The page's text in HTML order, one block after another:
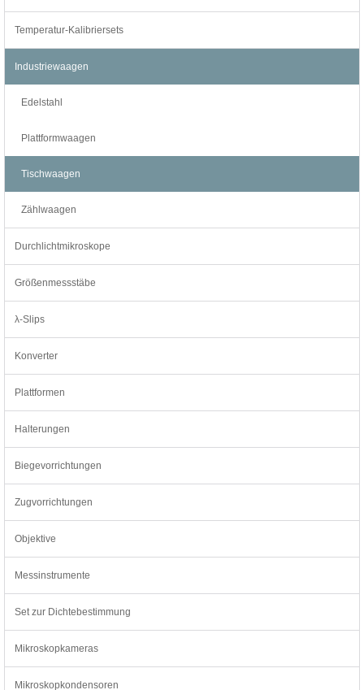
Temperatur-Kalibriersets
Industriewaagen
Edelstahl
Plattformwaagen
Tischwaagen
Zählwaagen
Durchlichtmikroskope
Größenmessstäbe
λ-Slips
Konverter
Plattformen
Halterungen
Biegevorrichtungen
Zugvorrichtungen
Objektive
Messinstrumente
Set zur Dichtebestimmung
Mikroskopkameras
Mikroskopkondensoren